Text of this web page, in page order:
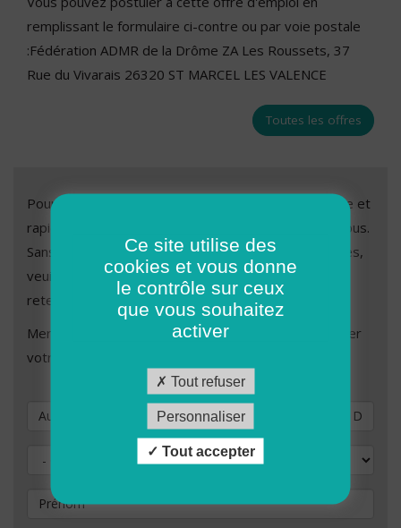
remplissant le formulaire ci-contre ou par voie postale
:Fédération ADMR de la Drôme ZA Les Roussets, 37
Rue du Vivarais 26320 ST MARCEL LES VALENCE
Toutes les offres
Pour nous soumettre votre candidature, c’est simple et
rapide. Il vous suffit de remplir le formulaire ci-dessous.
Sans réponse de notre part dans les quatre semaines,
veuillez considérer que votre candidature n’est pas
retenue.
Merci de remplir les champs ci-dessous afin de valider
votre demande de candidature.
Vous souhaitez postuler au poste de
Prénom
Ce site utilise des
cookies et vous donne
le contrôle sur ceux
que vous souhaitez
activer
Tout refuser
Personnaliser
Tout accepter